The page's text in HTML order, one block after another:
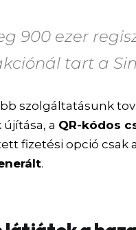
900 ezer
tart a
szolgáltatásunk
a QR-kódos
fizetési opció csak
.